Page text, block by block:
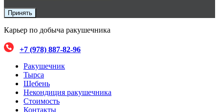
Принять
Карьер по добыча ракушечника
+7 (978) 887-82-96
Ракушечник
Тырса
Щебень
Некондиция ракушечника
Стоимость
Контакты